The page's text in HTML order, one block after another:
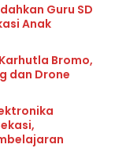
Guru SD
Anak
Bromo,
dan Drone